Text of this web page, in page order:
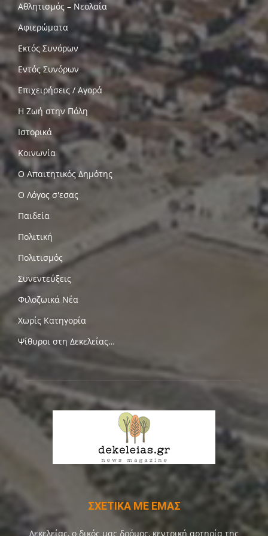
Αθλητισμός – Νεολαία
Αφιερώματα
Εκτός Συνόρων
Εντός Συνόρων
Επιχειρήσεις / Αγορά
Η Ζωή στην Πόλη
Ιστορικά
Κοινωνία
Ο Απαιτητικός Δημότης
Ο Λόγος σ'εσας
Παιδεία
Πολιτική
Πολιτισμός
Συνεντεύξεις
Φιλοζωικά Νέα
Χωρίς Κατηγορία
Ψίθυροι στη Δεκελείας…
ΣΧΕΤΙΚΑ ΜΕ ΕΜΑΣ
Δεκελείας, ο δικός μας δρόμος, κεντρική αρτηρία της